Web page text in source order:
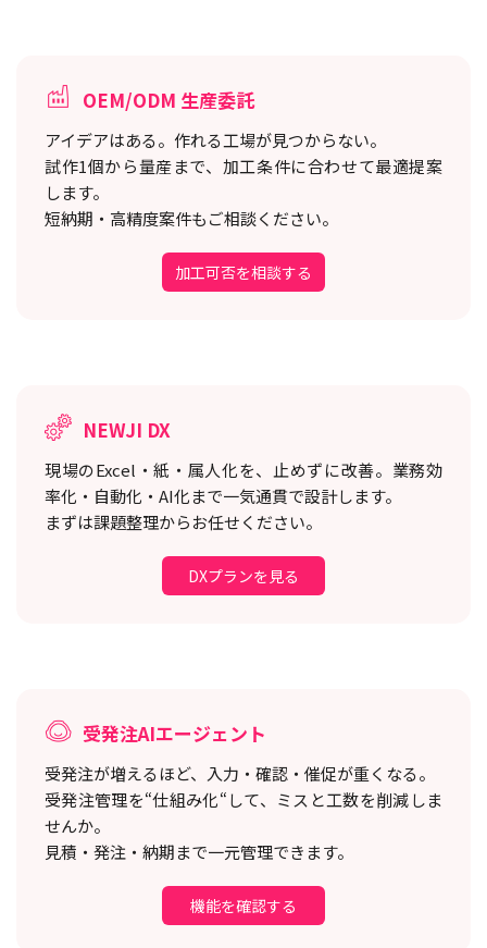
OEM/ODM 生産委託
アイデアはある。作れる工場が見つからない。
試作1個から量産まで、加工条件に合わせて最適提案
します。
短納期・高精度案件もご相談ください。
加工可否を相談する
NEWJI DX
現場のExcel・紙・属人化を、止めずに改善。 業務効
率化・自動化・AI化まで一気通貫で設計します。
まずは課題整理からお任せください。
DXプランを見る
受発注AIエージェント
受発注が増えるほど、入力・確認・催促が重くなる。
受発注管理を“仕組み化“して、ミスと工数を削減しま
せんか。
見積・発注・納期まで一元管理できます。
機能を確認する